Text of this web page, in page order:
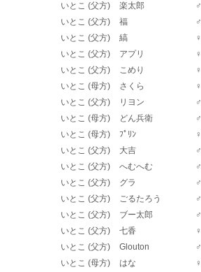
いとこ (父方) 楽太郎 ♂
いとこ (父方) 福 ♂
いとこ (父方) 縞 ♀
いとこ (父方) アプリ ♀
いとこ (父方) こめり ♀
いとこ (母方) さくら ♀
いとこ (父方) リヨン ♂
いとこ (母方) どん兵衛 ♂
いとこ (母方) ﾌﾟﾘﾝ ♀
いとこ (父方) 大吉 ♂
いとこ (父方) へむへむ ♂
いとこ (父方) グラ ♂
いとこ (父方) ごるたろう ♂
いとこ (父方) ブー太郎 ♂
いとこ (父方) 七香 ♀
いとこ (父方) Glouton ♂
いとこ (母方) はな ♀